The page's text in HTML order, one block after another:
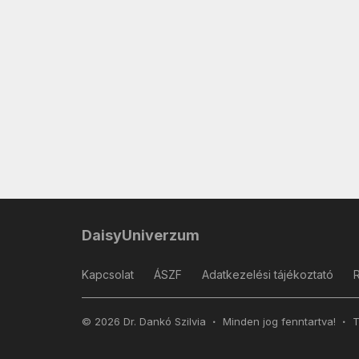
DaisyUniverzum
Kapcsolat ÁSZF Adatkezelési tájékoztató
© 2026 Dr. Dankó Szilvia Minden jog fenntartva!